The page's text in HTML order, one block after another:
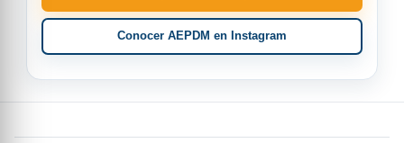
Conocer AEPDM en Instagram